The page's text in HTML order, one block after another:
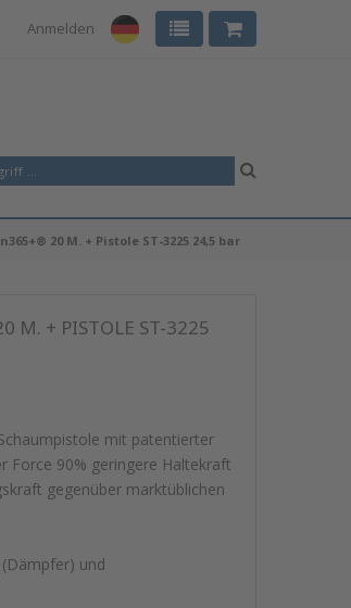
Anmelden
20 M. + Pistole ST-3225 24,5 bar
M. + PISTOLE ST-3225
mit patentierter
Force 90% geringere Haltekraft
gegenüber marktüblichen
und